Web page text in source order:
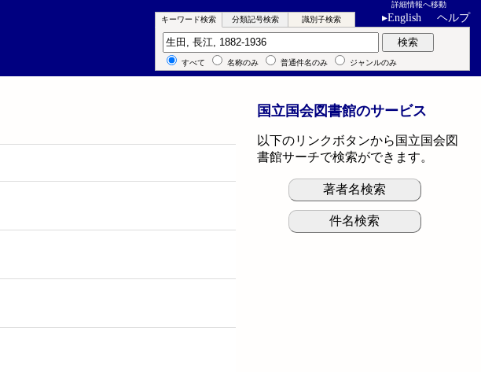
詳細情報へ移動
▸English ヘルプ
キーワード検索 分類記号検索 識別子検索
キーワード検索 検索
すべて 名称のみ 普通件名のみ ジャンルのみ
国立国会図書館のサービス
以下のリンクボタンから国立国会図
書館サーチで検索ができます。
著者名検索
件名検索